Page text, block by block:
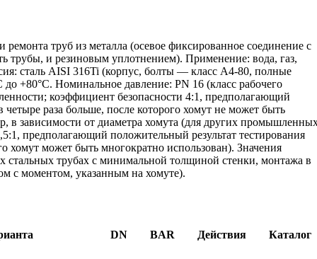
труб из металла (осевое фиксированное соединение с
трубы, и резиновым уплотнением). Применение: вода, газ,
сталь AISI 316Ti (корпус, болты — класс A4-80, полные
+80°C. Номинальное давление: PN 16 (класс рабочего
коэффициент безопасности 4:1, предполагающий
раза больше, после которого хомут не может быть
в зависимости от диаметра хомута (для других
предполагающий положительный результат тестирования
хомут может быть многократно использован). Значения
стальных трубах с минимальной толщиной стенки, монтажа в
с моментом, указанным на хомуте).
DN BAR Действия Каталог